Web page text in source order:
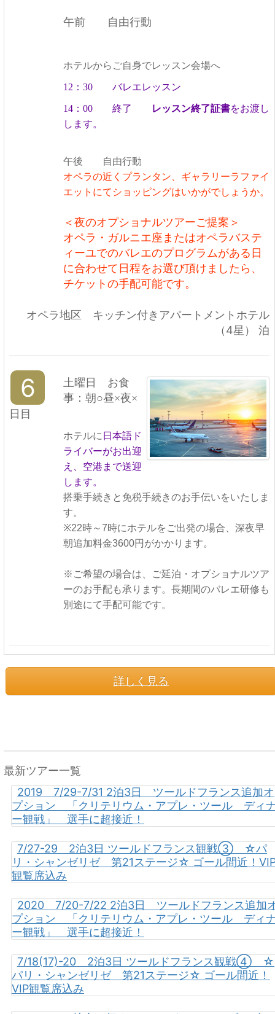
午前 自由行動
ホテルからご自身でレッスン会場へ
12：30 バレエレッスン
14：00 終了 レッスン終了証書をお渡し
します。
午後 自由行動
オペラの近くプランタン、ギャラリーラファイ
エットにてショッピングはいかがでしょうか。
＜夜のオプショナルツアーご提案＞
オペラ・ガルニエ座またはオペラバステ
ィーユでのバレエのプログラムがある日
に合わせて日程をお選び頂けましたら、
チケットの手配可能です。
オペラ地区 キッチン付きアパートメントホテル
（4星） 泊
6
日目
土曜日 お食
事：朝○昼×夜×
ホテルに日本語ド
ライバーがお出迎
え、空港まで送迎
します。
搭乗手続きと免税手続きのお手伝いをいたしま
す。
※22時～7時にホテルをご出発の場合、深夜早
朝追加料金3600円がかかります。
※ご希望の場合は、ご延泊・オプショナルツア
ーのお手配も承ります。 長期間のバレエ研修も
別途にて手配可能です。
詳しく見る
最新ツアー一覧
2019 7/29-7/31 2泊3日 ツールドフランス追加オ
プション 「クリテリウム・アプレ・ツール ディ
ー観戦」 選手に超接近！
7/27-29 2泊3日 ツールドフランス観戦③ ☆パ
リ・シャンゼリゼ 第21ステージ☆ ゴール間近！
観覧席込み
2020 7/20-7/22 2泊3日 ツールドフランス追加
プション 「クリテリウム・アプレ・ツール ディ
ー観戦」 選手に超接近！
7/18(17)-20 2泊3日 ツールドフランス観戦④ ☆
パリ・シャンゼリゼ 第21ステージ☆ ゴール間近！
VIP観覧席込み